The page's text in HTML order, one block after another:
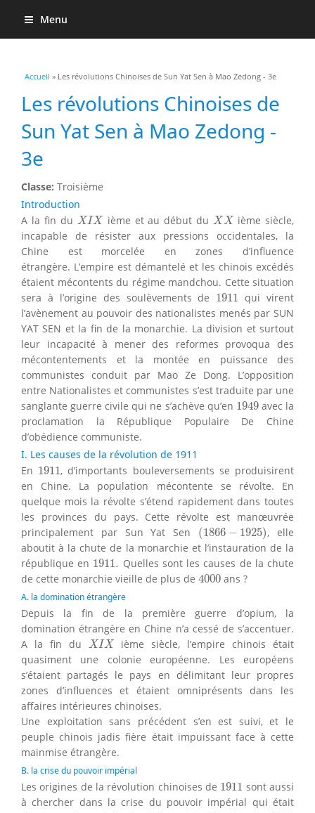
Menu
Vous êtes ici
Accueil » Les révolutions Chinoises de Sun Yat Sen à Mao Zedong - 3e
Les révolutions Chinoises de
Sun Yat Sen à Mao Zedong -
3e
Classe: Troisième
Introduction
A la fin du XIX
XIX ième et au début du XX
XX ième siècle,
incapable de résister aux pressions occidentales, la
Chine est morcelée en zones d’influence
étrangère. L’empire est démantelé et les chinois excédés
étaient mécontents du régime mandchou. Cette situation
sera à l’origine des soulèvements de 1911
1911
qui virent
l’avènement au pouvoir des nationalistes menés par SUN
YAT SEN et la fin de la monarchie. La division et surtout
leur incapacité à mener des reformes provoqua des
mécontentements et la montée en puissance des
communistes conduit par Mao Ze Dong. L’opposition
entre Nationalistes et communistes s’est traduite par une
sanglante guerre civile qui ne s’achève qu’en 1949
1949avec la
proclamation la République Populaire De Chine
d’obédience communiste.
I. Les causes de la révolution de 1911
En 1911
1911 , d’importants bouleversements se produisirent
en Chine. La population mécontente se révolte. En
quelque mois la révolte s’étend rapidement dans toutes
les provinces du pays. Cette révolte est manœuvrée
principalement par Sun Yat Sen (1866 − 1925)
(1866− 1925), elle
aboutit à la chute de la monarchie et l’instauration de la
république en 1911.
1911.Quelles sont les causes de la chute
de cette monarchie vieille de plus de 4000
4000ans ?
A. la domination étrangère
Depuis la fin de la première guerre d’opium, la
domination étrangère en Chine n’a cessé de s’accentuer.
A la fin du
XIX
XIX
ième siècle, l’empire chinois était
quasiment une colonie européenne. Les européens
s’étaient partagés le pays en délimitant leur propres
zones d’influences et étaient omniprésents dans les
affaires intérieures chinoises.
Une exploitation sans précédent s’en est suivi, et le
peuple chinois jadis fière était impuissant face à cette
mainmise étrangère.
B. la crise du pouvoir impérial
Les origines de la révolution chinoises de 1911
1911sont aussi
à chercher dans la crise du pouvoir impérial qui était